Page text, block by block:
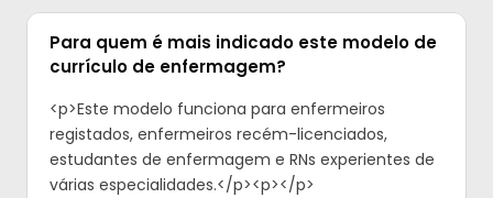
Para quem é mais indicado este modelo de
currículo de enfermagem?
<p>Este modelo funciona para enfermeiros
registados, enfermeiros recém-licenciados,
estudantes de enfermagem e RNs experientes de
várias especialidades.</p><p>‍</p>